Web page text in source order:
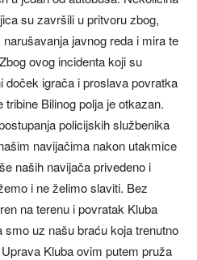
su završili u pritvoru zbog,
javnog reda i mira te
ovog incidenta koji su
doček igrača i proslava povratka
Bilinog polja je otkazan.
policijskih službenika
navijačima nakon utakmice
naših navijača privedeno i
i ne želimo slaviti. Bez
na terenu i povratak Kluba
uz našu braću koja trenutno
Kluba ovim putem pruža